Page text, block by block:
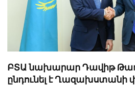
ԲՏԱ նախարար Դավիթ
ընդունել է